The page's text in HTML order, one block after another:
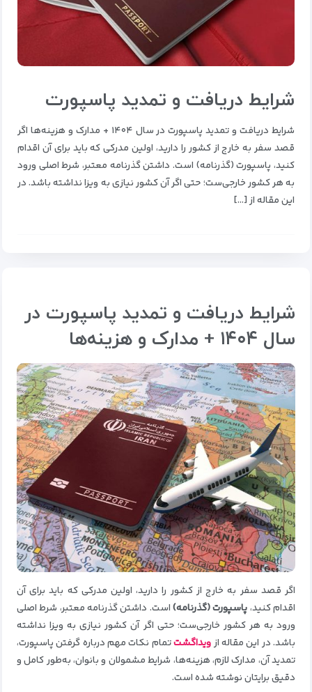
شرایط دریافت و تمدید پاسپورت
شرایط دریافت و تمدید پاسپورت در سال ۱۴۰۴ + مدارک و هزینه‌ها اگر
قصد سفر به خارج از کشور را دارید، اولین مدرکی که باید برای آن اقدام
کنید، پاسپورت (گذرنامه) است. داشتن گذرنامه معتبر، شرط اصلی ورود
به هر کشور خارجی‌ست؛ حتی اگر آن کشور نیازی به ویزا نداشته باشد. در
این مقاله از […]
شرایط دریافت و تمدید پاسپورت در
سال ۱۴۰۴ + مدارک و هزینه‌ها
اگر قصد سفر به خارج از کشور را دارید، اولین مدرکی که باید برای آن
اقدام کنید،پاسپورت (گذرنامه)است. داشتن گذرنامه معتبر، شرط اصلی
ورود به هر کشور خارجی‌ست؛ حتی اگر آن کشور نیازی به ویزا نداشته
باشد. در این مقاله ازویداگشتتمام نکات مهم درباره گرفتن پاسپورت،
تمدید آن، مدارک لازم، هزینه‌ها، شرایط مشمولان و بانوان، به‌طور کامل و
دقیق برایتان نوشته شده است.